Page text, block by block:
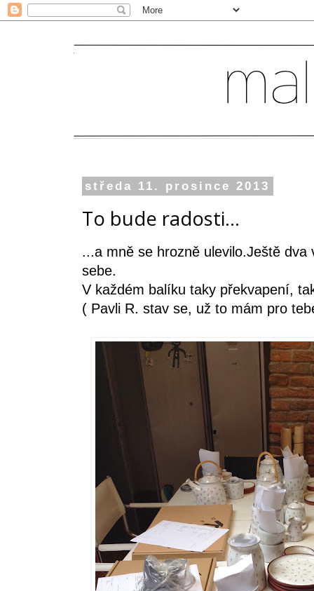
středa 11. prosince 2013
To bude radosti...
...a mně se hrozně ulevilo.Ještě
sebe.
V každém balíku taky překvapení,
( Pavli R. stav se, už to mám pro